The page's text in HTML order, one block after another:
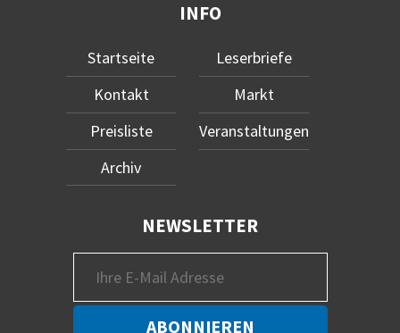
INFO
Startseite
Kontakt
Preisliste
Archiv
Leserbriefe
Markt
Veranstaltungen
NEWSLETTER